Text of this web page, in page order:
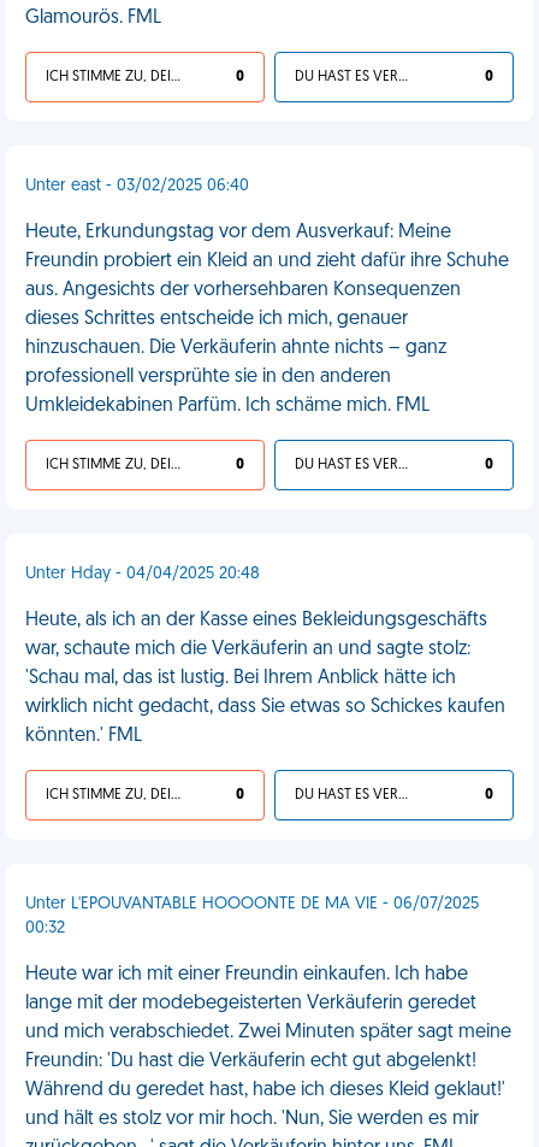
Glamourös. FML
ICH STIMME ZU, DEIN LEBEN IST SCHEISSE 0 DU HAST ES VERDIENT 0
Unter east - 03/02/2025 06:40
Heute, Erkundungstag vor dem Ausverkauf: Meine
Freundin probiert ein Kleid an und zieht dafür ihre Schuhe
aus. Angesichts der vorhersehbaren Konsequenzen
dieses Schrittes entscheide ich mich, genauer
hinzuschauen. Die Verkäuferin ahnte nichts – ganz
professionell versprühte sie in den anderen
Umkleidekabinen Parfüm. Ich schäme mich. FML
ICH STIMME ZU, DEIN LEBEN IST SCHEISSE 0 DU HAST ES VERDIENT 0
Unter Hday - 04/04/2025 20:48
Heute, als ich an der Kasse eines Bekleidungsgeschäfts
war, schaute mich die Verkäuferin an und sagte stolz:
'Schau mal, das ist lustig. Bei Ihrem Anblick hätte ich
wirklich nicht gedacht, dass Sie etwas so Schickes kaufen
könnten.' FML
ICH STIMME ZU, DEIN LEBEN IST SCHEISSE 0 DU HAST ES VERDIENT 0
Unter L'EPOUVANTABLE HOOOONTE DE MA VIE - 06/07/2025
00:32
Heute war ich mit einer Freundin einkaufen. Ich habe
lange mit der modebegeisterten Verkäuferin geredet
und mich verabschiedet. Zwei Minuten später sagt meine
Freundin: 'Du hast die Verkäuferin echt gut abgelenkt!
Während du geredet hast, habe ich dieses Kleid geklaut!'
und hält es stolz vor mir hoch. 'Nun, Sie werden es mir